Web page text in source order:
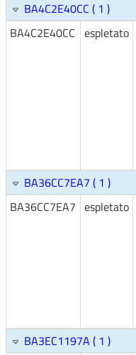
BA4C2E40CC ( 1 )
BA4C2E40CC espletato
BA36CC7EA7 ( 1 )
BA36CC7EA7 espletato
BA3EC1197A ( 1 )